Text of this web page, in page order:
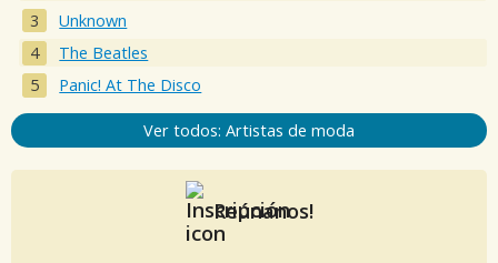
Unknown
The Beatles
Panic! At The Disco
Ver todos: Artistas de moda
Reúnanos!